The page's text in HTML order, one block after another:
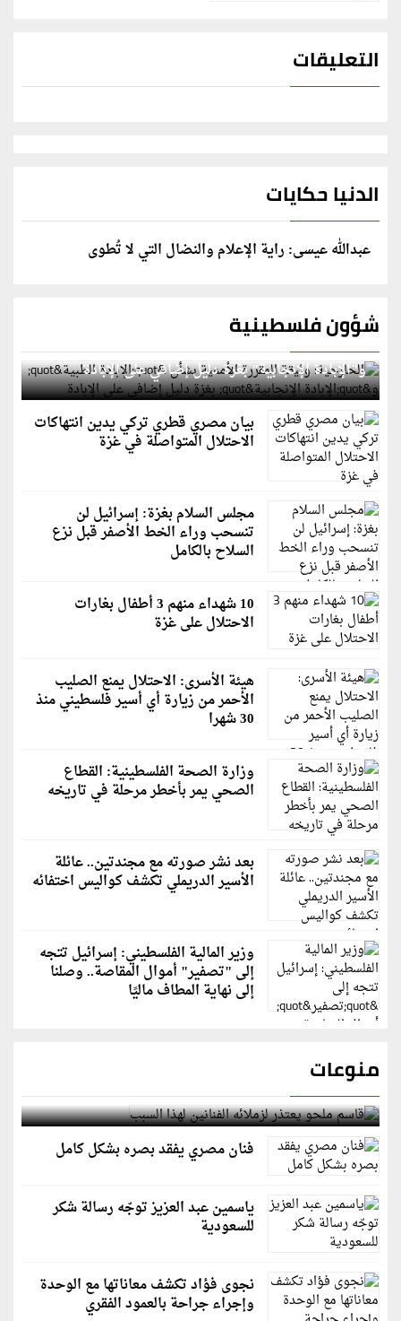
التعليقات
الدنيا حكايات
عبدالله عيسى: راية الإعلام والنضال التي لا تُطوى
شؤون فلسطينية
الخارجية: وثيقة المقررة الأممية بشأن "الإبادة الطبية"
و"الإبادة الإنجابية" بغزة دليل إضافي على الإبادة
بيان مصري قطري تركي يدين انتهاكات
الاحتلال المتواصلة في غزة
مجلس السلام بغزة: إسرائيل لن
تنسحب وراء الخط الأصفر قبل نزع
السلاح بالكامل
10 شهداء منهم 3 أطفال بغارات
الاحتلال على غزة
هيئة الأسرى: الاحتلال يمنع الصليب
الأحمر من زيارة أي أسير فلسطيني منذ
30 شهرا
وزارة الصحة الفلسطينية: القطاع
الصحي يمر بأخطر مرحلة في تاريخه
بعد نشر صورته مع مجندتين.. عائلة
الأسير الدريملي تكشف كواليس اختفائه
وزير المالية الفلسطيني: إسرائيل تتجه
إلى "تصفير" أموال المقاصة.. وصلنا
إلى نهاية المطاف ماليًا
منوعات
قاسم ملحو يعتذر لزملائه الفنانين لهذا السبب
فنان مصري يفقد بصره بشكل كامل
ياسمين عبد العزيز توجّه رسالة شكر
للسعودية
نجوى فؤاد تكشف معاناتها مع الوحدة
وإجراء جراحة بالعمود الفقري